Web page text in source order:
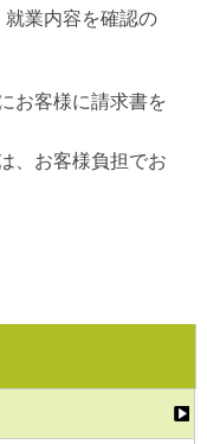
業内容を確認の
お客様に請求書を
、お客様負担でお